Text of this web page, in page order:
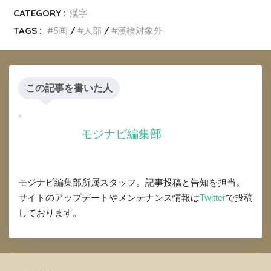
CATEGORY : 漢字
TAGS :
5画 人部 漢検対象外
この記事を書いた人
モジナビ編集部
モジナビ編集部所属スタッフ。記事投稿と告知を担当。
サイトのアップデートやメンテナンス情報はTwitterで投稿
しております。